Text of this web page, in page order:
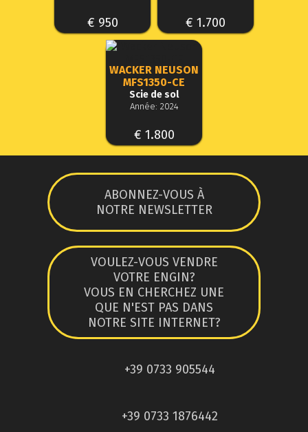
€ 950 € 1.700
WACKER NEUSON
MFS1350-CE
Scie de sol
Année: 2024
€ 1.800
ABONNEZ-VOUS À
NOTRE NEWSLETTER
VOULEZ-VOUS VENDRE
VOTRE ENGIN?
VOUS EN CHERCHEZ UNE
QUE N'EST PAS DANS
NOTRE SITE INTERNET?
+39 0733 905544
+39 0733 1876442